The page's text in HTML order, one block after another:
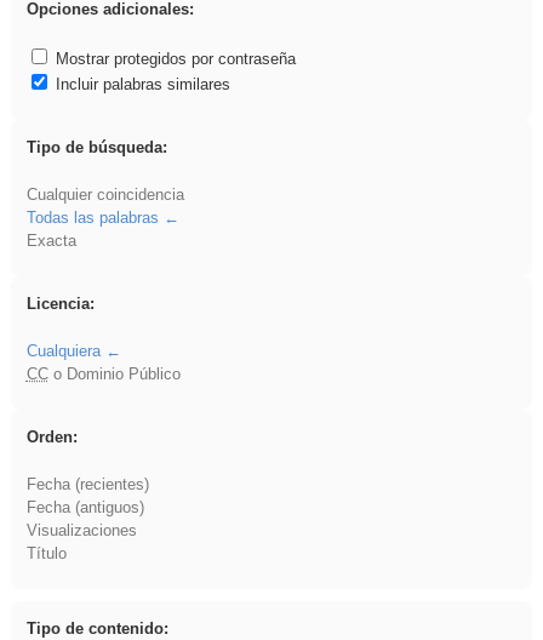
Opciones adicionales:
Mostrar protegidos por contraseña
Incluir palabras similares
Tipo de búsqueda:
Cualquier coincidencia
Todas las palabras
Exacta
Licencia:
Cualquiera
CCo Dominio Público
Orden:
Fecha (recientes)
Fecha (antiguos)
Visualizaciones
Título
Tipo de contenido: